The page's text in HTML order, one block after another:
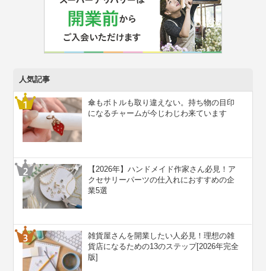
人気記事
傘もボトルも取り違えない。持ち物の目印
になるチャームが今じわじわ来ています
【2026年】ハンドメイド作家さん必見！ア
クセサリーパーツの仕入れにおすすめの企
業5選
雑貨屋さんを開業したい人必見！理想の雑
貨店になるための13のステップ[2026年完全
版]